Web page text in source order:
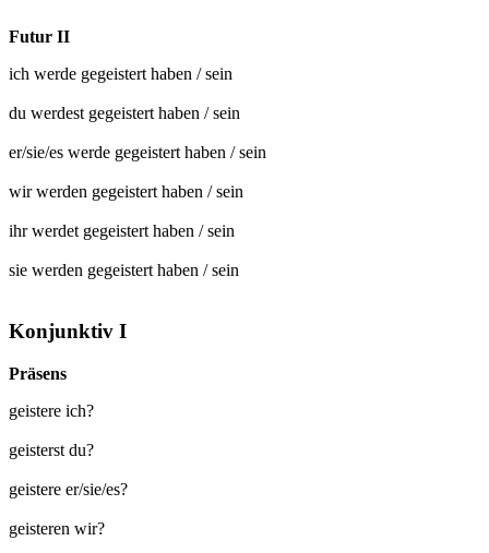
Futur II
ich werde gegeistert haben / sein
du werdest gegeistert haben / sein
er/sie/es werde gegeistert haben / sein
wir werden gegeistert haben / sein
ihr werdet gegeistert haben / sein
sie werden gegeistert haben / sein
Konjunktiv I
Präsens
geistere ich?
geisterst du?
geistere er/sie/es?
geisteren wir?